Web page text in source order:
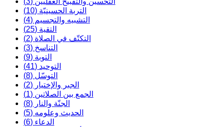
التربة الحسينيّة (10)
التشبيه والتجسيم (4)
التقية (25)
التكتّف في الصلاة (2)
التناسخ (3)
التوبة (9)
التوحيد (41)
التوسّل (8)
الجبر والإختيار (2)
الجمع بين الصلاتين (1)
الجنّة والنار (8)
الحديث وعلومه (5)
الدعاء (6)